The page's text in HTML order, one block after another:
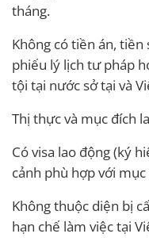
tháng.
Không có tiền án,
phiếu lý lịch tư pháp
tội tại nước sở tại và
Thị thực và mục đích
Có visa lao động (ký
cảnh phù hợp với
Không thuộc diện bị
hạn chế làm việc tại